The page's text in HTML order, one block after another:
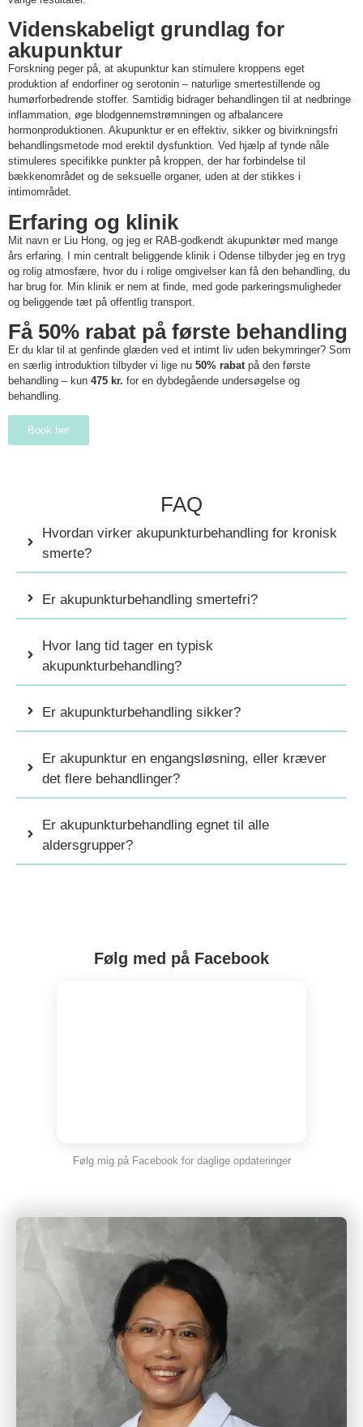
Videnskabeligt grundlag for
akupunktur
Forskning peger på, at akupunktur kan stimulere kroppens eget
produktion af endorfiner og serotonin – naturlige smertestillende og
humørforbedrende stoffer. Samtidig bidrager behandlingen til at nedbringe
inflammation, øge blodgennemstrømningen og afbalancere
hormonproduktionen. Akupunktur er en effektiv, sikker og bivirkningsfri
behandlingsmetode mod erektil dysfunktion. Ved hjælp af tynde nåle
stimuleres specifikke punkter på kroppen, der har forbindelse til
bækkenområdet og de seksuelle organer, uden at der stikkes i
intimområdet.
Erfaring og klinik
Mit navn er Liu Hong, og jeg er RAB-godkendt akupunktør med mange
års erfaring. I min centralt beliggende klinik i Odense tilbyder jeg en tryg
og rolig atmosfære, hvor du i rolige omgivelser kan få den behandling, du
har brug for. Min klinik er nem at finde, med gode parkeringsmuligheder
og beliggende tæt på offentlig transport.
Få 50% rabat på første behandling
Er du klar til at genfinde glæden ved et intimt liv uden bekymringer? Som
en særlig introduktion tilbyder vi lige nu 50% rabatpå den første
behandling – kun 475 kr. for en dybdegående undersøgelse og
behandling.
Book her
FAQ
Hvordan virker akupunkturbehandling for kronisk
smerte?
Er akupunkturbehandling smertefri?
Hvor lang tid tager en typisk
akupunkturbehandling?
Er akupunkturbehandling sikker?
Er akupunktur en engangsløsning, eller kræver
det flere behandlinger?
Er akupunkturbehandling egnet til alle
aldersgrupper?
Følg med på Facebook
Følg mig på Facebook for daglige opdateringer